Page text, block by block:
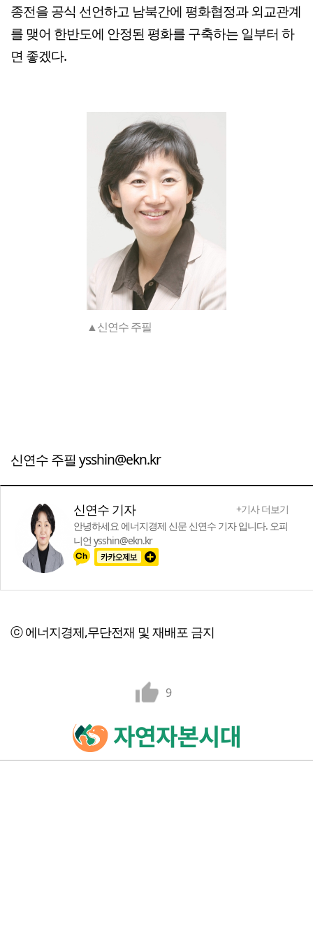
종전을 공식 선언하고 남북간에 평화협정과 외교관계
를 맺어 한반도에 안정된 평화를 구축하는 일부터 하
면 좋겠다.
▲신연수 주필
신연수 주필 ysshin@ekn.kr
신연수 기자
+기사 더보기
안녕하세요 에너지경제 신문 신연수 기자 입니다. 오피
니언 ysshin@ekn.kr
ⓒ 에너지경제,무단전재 및 재배포 금지
9